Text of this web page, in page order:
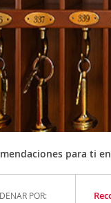
para ti
POR: